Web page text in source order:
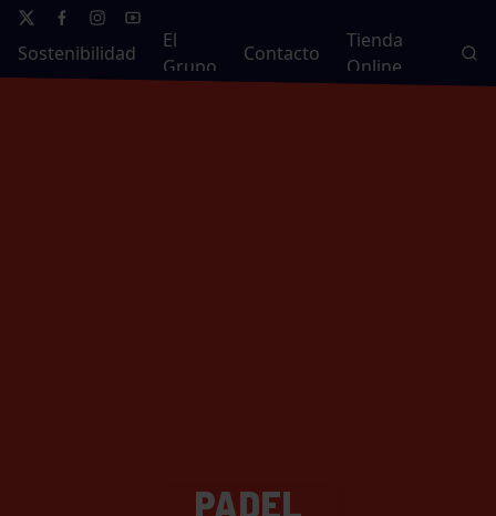
Sostenibilidad
El
Grupo
Contacto
Tienda
Online
PADEL